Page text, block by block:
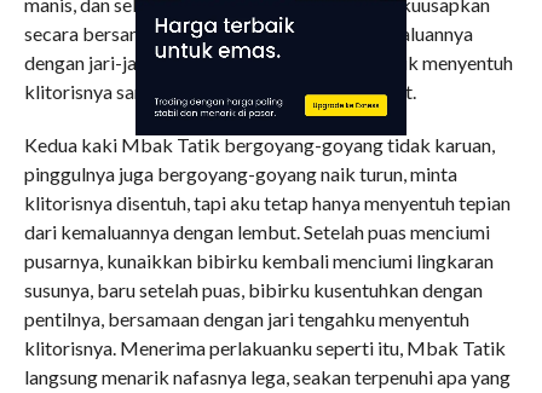
secara bersama-sama. Kulingkari sekitar kemaluannya
dengan jari-jariku. Aku selalu menghindari untuk menyentuh
klitorisnya sampai menunggu waktu yang tepat.
Kedua kaki Mbak Tatik bergoyang-goyang tidak karuan,
pinggulnya juga bergoyang-goyang naik turun, minta
klitorisnya disentuh, tapi aku tetap hanya menyentuh tepian
dari kemaluannya dengan lembut. Setelah puas menciumi
pusarnya, kunaikkan bibirku kembali menciumi lingkaran
susunya, baru setelah puas, bibirku kusentuhkan dengan
pentilnya, bersamaan dengan jari tengahku menyentuh
klitorisnya. Menerima perlakuanku seperti itu, Mbak Tatik
langsung menarik nafasnya lega, seakan terpenuhi apa yang